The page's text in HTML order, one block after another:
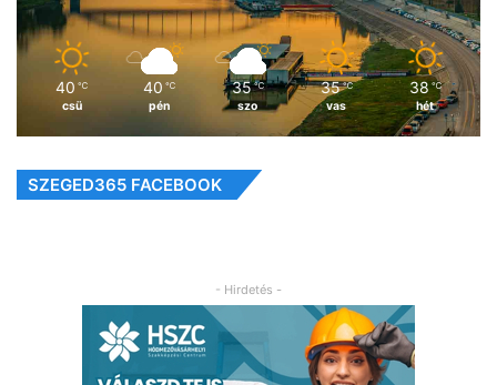
40 ℃
csü
40 ℃
pén
35 ℃
szo
35 ℃
vas
38 ℃
hét
SZEGED365 FACEBOOK
- Hirdetés -